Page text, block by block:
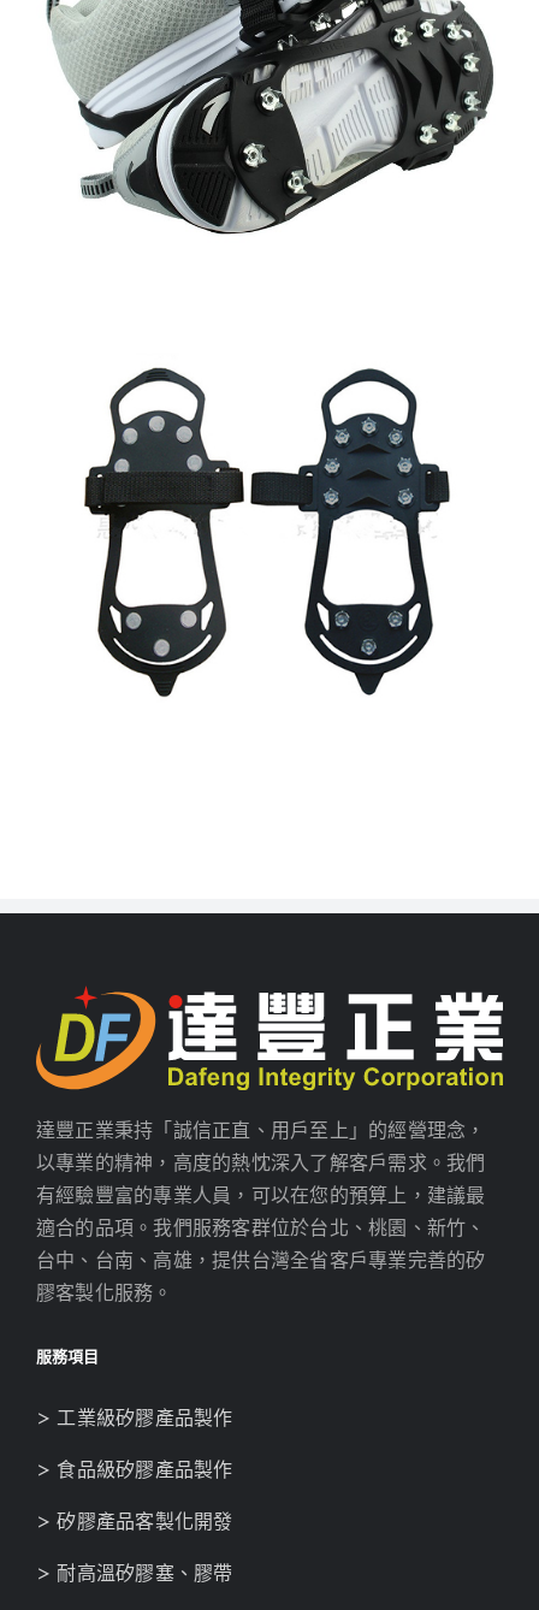
達豐正業秉持「誠信正直、用戶至上」的經營理念，
以專業的精神，高度的熱忱深入了解客戶需求。我們
有經驗豐富的專業人員，可以在您的預算上，建議最
適合的品項。我們服務客群位於台北、桃園、新竹、
台中、台南、高雄，提供台灣全省客戶專業完善的矽
膠客製化服務。
服務項目
> 工業級矽膠產品製作
> 食品級矽膠產品製作
> 矽膠產品客製化開發
> 耐高溫矽膠塞、膠帶